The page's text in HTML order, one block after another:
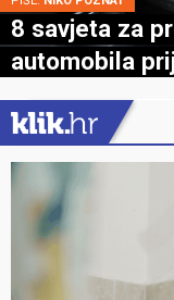
8 savjeta za
automobila